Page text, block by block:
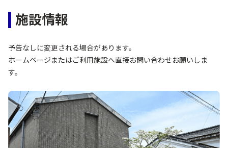
施設情報
予告なしに変更される場合があります。
ホームページまたはご利用施設へ直接お問い合わせお願いしま
す。